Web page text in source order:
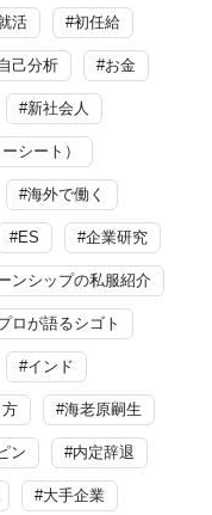
活 #初任給
己分析 #お金
#新社会人
シート）
#海外で働く
#ES #企業研究
ンシップの私服紹介
ロが語るシゴト
#インド
#海老原嗣生
ン #内定辞退
#大手企業